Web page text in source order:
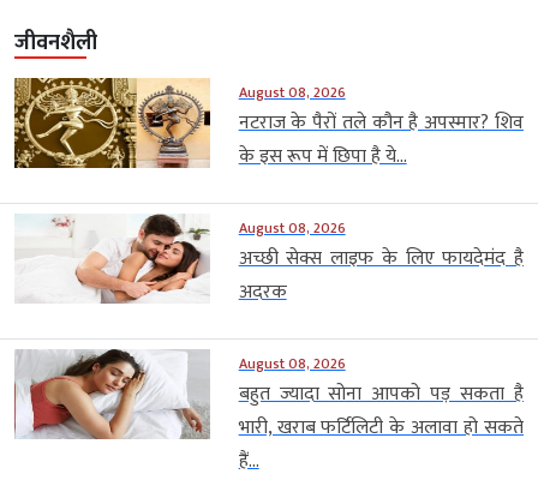
जीवनशैली
August 08, 2026
नटराज के पैरों तले कौन है अपस्मार? शिव
के इस रूप में छिपा है ये...
August 08, 2026
अच्छी सेक्स लाइफ के लिए फायदेमंद है
अदरक
August 08, 2026
बहुत ज्यादा सोना आपको पड़ सकता है
भारी, खराब फर्टिलिटी के अलावा हो सकते
हैं...